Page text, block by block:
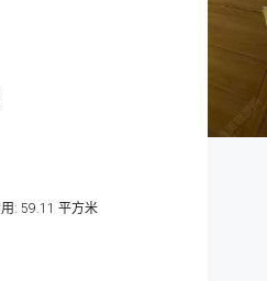
59.11 平方米